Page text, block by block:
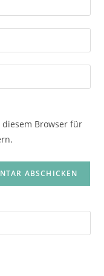
diesem Browser für